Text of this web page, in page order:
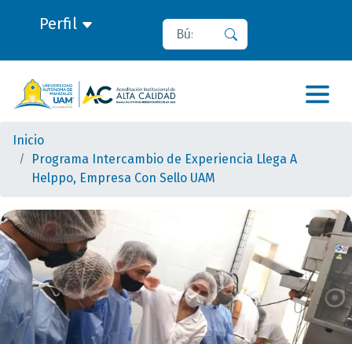
Perfil Buscar
Inicio
Programa Intercambio de Experiencia Llega A
Helppo, Empresa Con Sello UAM